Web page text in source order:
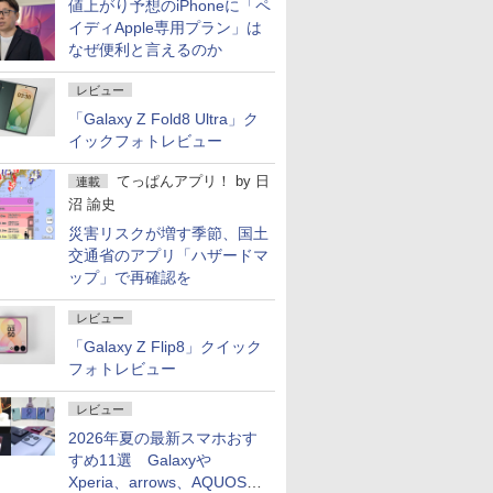
値上がり予想のiPhoneに「ペ
イディApple専用プラン」は
なぜ便利と言えるのか
レビュー
「Galaxy Z Fold8 Ultra」ク
イックフォトレビュー
連載 てっぱんアプリ！ by 日
沼 諭史
災害リスクが増す季節、国土
交通省のアプリ「ハザードマ
ップ」で再確認を
レビュー
「Galaxy Z Flip8」クイック
フォトレビュー
レビュー
2026年夏の最新スマホおす
すめ11選 Galaxyや
Xperia、arrows、AQUOSな